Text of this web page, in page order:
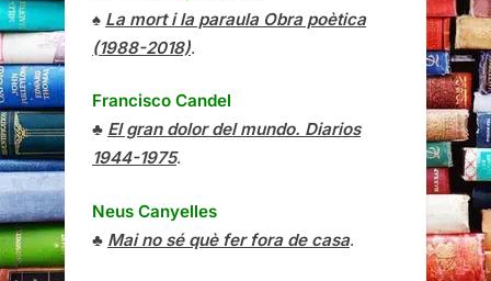
♠ La mort i la paraula Obra poètica
(1988-2018).
Francisco Candel
♣ El gran dolor del mundo. Diarios
1944-1975.
Neus Canyelles
♣ Mai no sé què fer fora de casa.